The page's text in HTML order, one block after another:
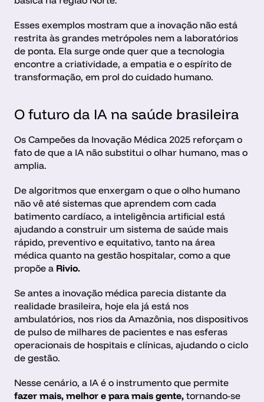
Esses exemplos mostram que a inovação não está
restrita às grandes metrópoles nem a laboratórios
de ponta. Ela surge onde quer que a tecnologia
encontre a criatividade, a empatia e o espírito de
transformação, em prol do cuidado humano.
O futuro da IA na saúde brasileira
Os Campeões da Inovação Médica 2025 reforçam o
fato de que a IA não substitui o olhar humano, mas o
amplia.
De algoritmos que enxergam o que o olho humano
não vê até sistemas que aprendem com cada
batimento cardíaco, a inteligência artificial está
ajudando a construir um sistema de saúde mais
rápido, preventivo e equitativo, tanto na área
médica quanto na gestão hospitalar, como a que
propõe a Rivio.
Se antes a inovação médica parecia distante da
realidade brasileira, hoje ela já está nos
ambulatórios, nos rios da Amazônia, nos dispositivos
de pulso de milhares de pacientes e nas esferas
operacionais de hospitais e clínicas, ajudando o ciclo
de gestão.
fazer mais, melhor e para mais gente, tornando-se